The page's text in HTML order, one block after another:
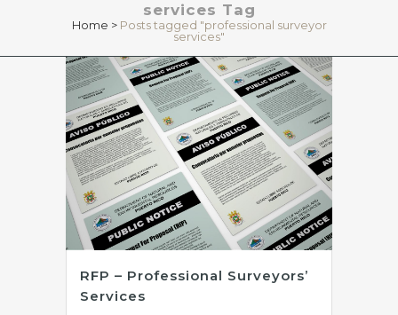
services Tag
Home > Posts tagged "professional surveyor
services"
RFP – Professional Surveyors’
Services